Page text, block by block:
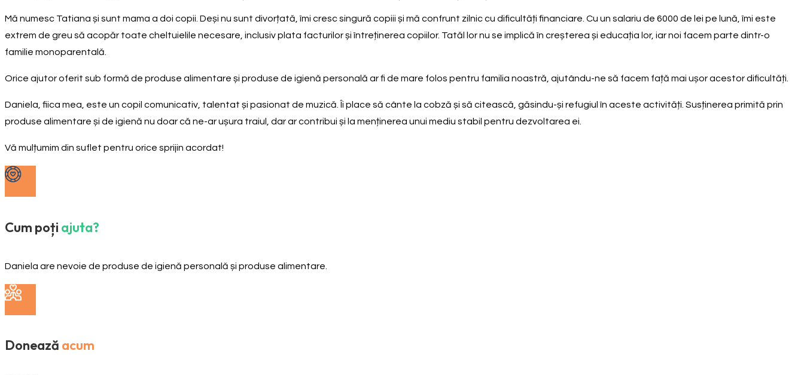
Mă numesc Tatiana și sunt mama a doi copii. Deși nu sunt divorțată, îmi cresc singură copiii și mă confrunt zilnic cu dificultăți financiare. Cu un salariu de 6000 de lei pe lună, îmi este
extrem de greu să acopăr toate cheltuielile necesare, inclusiv plata facturilor și întreținerea copiilor. Tatăl lor nu se implică în creșterea și educația lor, iar noi facem parte dintr-o
familie monoparentală.
Orice ajutor oferit sub formă de produse alimentare și produse de igienă personală ar fi de mare folos pentru familia noastră, ajutându-ne să facem față mai ușor acestor dificultăți.
Daniela, fiica mea, este un copil comunicativ, talentat și pasionat de muzică. Îi place să cânte la cobză și să citească, găsindu-și refugiul în aceste activități. Susținerea primită prin
produse alimentare și de igienă nu doar că ne-ar ușura traiul, dar ar contribui și la menținerea unui mediu stabil pentru dezvoltarea ei.
Vă mulțumim din suflet pentru orice sprijin acordat!
Cum poți ajuta?
Daniela are nevoie de produse de igienă personală și produse alimentare.
Donează acum